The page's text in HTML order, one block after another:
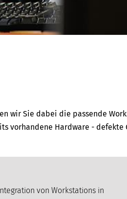
wir Sie dabei die passende
vorhandene Hardware - defekte
von Workstations in